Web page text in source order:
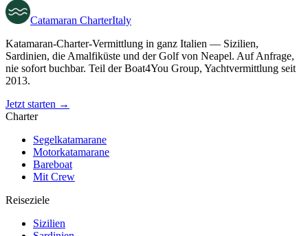
Catamaran CharterItaly
Katamaran-Charter-Vermittlung in ganz Italien — Sizilien,
Sardinien, die Amalfiküste und der Golf von Neapel. Auf Anfrage,
nie sofort buchbar. Teil der Boat4You Group, Yachtvermittlung seit
2013.
Jetzt starten →
Charter
Segelkatamarane
Motorkatamarane
Bareboat
Mit Crew
Reiseziele
Sizilien